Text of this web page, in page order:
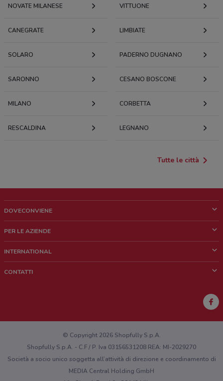
NOVATE MILANESE VITTUONE
CANEGRATE LIMBIATE
SOLARO PADERNO DUGNANO
SARONNO CESANO BOSCONE
MILANO CORBETTA
RESCALDINA LEGNANO
Tutte le città
DOVECONVIENE
Chi siamo
Lavora con noi
PER LE AZIENDE
Richieste commerciali e marketing
INTERNATIONAL
CONTATTI
Hai un malfunzionamento sul web o sull'app?
© Copyright 2026 Shopfully S.p.A.
Shopfully S.p.A. - C.F / P. Iva 03156531208 REA: MI-2029270
Società a socio unico soggetta all’attività di direzione e coordinamento di
MEDIA Central Holding GmbH